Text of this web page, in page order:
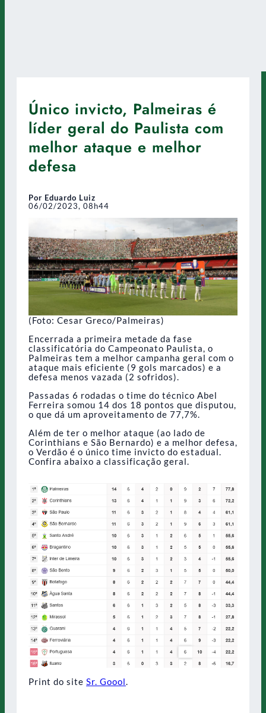
Único invicto, Palmeiras é
líder geral do Paulista com
melhor ataque e melhor
defesa
Por Eduardo Luiz
06/02/2023, 08h44
(Foto: Cesar Greco/Palmeiras)
Encerrada a primeira metade da fase
classificatória do Campeonato Paulista, o
Palmeiras tem a melhor campanha geral com o
ataque mais eficiente (9 gols marcados) e a
defesa menos vazada (2 sofridos).
Passadas 6 rodadas o time do técnico Abel
Ferreira somou 14 dos 18 pontos que disputou,
o que dá um aproveitamento de 77,7%.
Além de ter o melhor ataque (ao lado de
Corinthians e São Bernardo) e a melhor defesa,
o Verdão é o único time invicto do estadual.
Confira abaixo a classificação geral.
Print do site Sr. Goool.